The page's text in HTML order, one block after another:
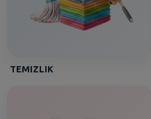
TEMIZLIK